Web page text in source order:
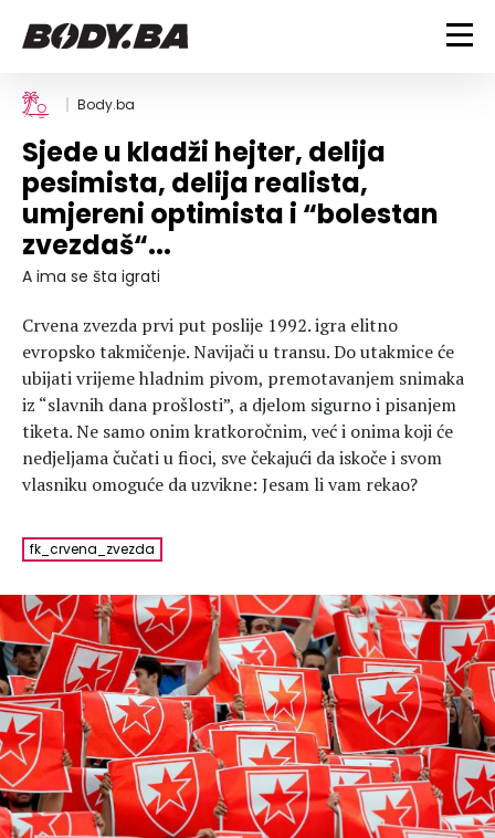
FITNESS
Vježbanje
Mršanje
Discipline
Indoor & Outdoor
BODYBUILDING
Trening i vježbe
Takmičarski bodybuilding
Savjeti
ISHRANA
Dijete
Recepti
Suplementi
Tablica kalorija
ZDRAVLJE
Um i tijelo
Povrede i bolesti
Lifestyle
Trudnice
LIFESTYLE
Bodybuilding
Fitness
Ishrana
Zdravlje
VODA
MAGAZIN
Njega njega
Tehnologija
KALORIJE
Body.ba
Sjede u kladži hejter, delija
pesimista, delija realista,
umjereni optimista i “bolestan
zvezdaš“...
A ima se šta igrati
Crvena zvezda prvi put poslije 1992. igra elitno
evropsko takmičenje. Navijači u transu. Do utakmice će
ubijati vrijeme hladnim pivom, premotavanjem snimaka
iz “slavnih dana prošlosti”, a djelom sigurno i pisanjem
tiketa. Ne samo onim kratkoročnim, već i onima koji će
nedjeljama čučati u fioci, sve čekajući da iskoče i svom
vlasniku omoguće da uzvikne: Jesam li vam rekao?
fk_crvena_zvezda